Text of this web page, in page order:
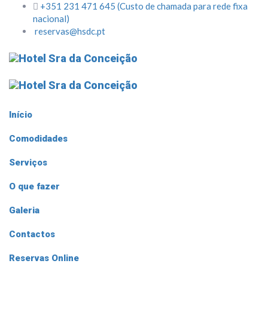
+351 231 471 645 (Custo de chamada para rede fixa
nacional)
reservas@hsdc.pt
Início
Comodidades
Serviços
O que fazer
Galeria
Contactos
Reservas Online